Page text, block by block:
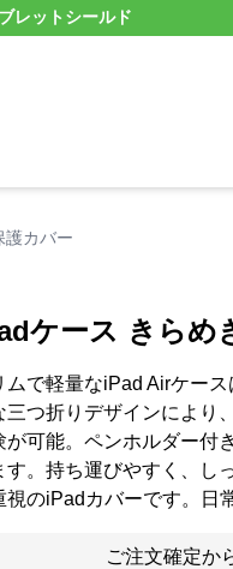
レットシールド
護カバー
ケース きらめ
ムで軽量なiPad Airケー
三つ折りデザインにより
が可能。ペンホルダー付
す。持ち運びやすく、し
視のiPadカバーです。日
ご注文確定か